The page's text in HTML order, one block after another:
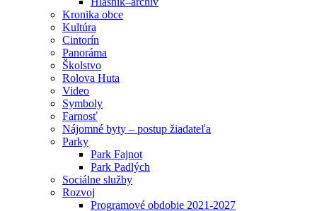
Kronika obce
Kultúra
Cintorín
Panoráma
Školstvo
Rolova Huta
Video
Symboly
Farnosť
Nájomné byty – postup žiadateľa
Parky
Park Fajnot
Park Padlých
Sociálne služby
Rozvoj
Programové obdobie 2021-2027